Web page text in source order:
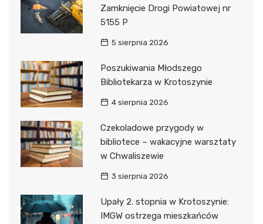
Zamknięcie Drogi Powiatowej nr
5155 P
5 sierpnia 2026
Poszukiwania Młodszego
Bibliotekarza w Krotoszynie
4 sierpnia 2026
Czekoladowe przygody w
bibliotece – wakacyjne warsztaty
w Chwaliszewie
3 sierpnia 2026
Upały 2. stopnia w Krotoszynie:
IMGW ostrzega mieszkańców